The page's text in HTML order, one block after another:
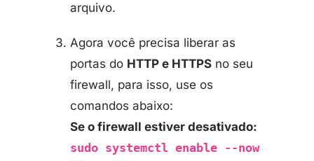
arquivo.
Agora você precisa liberar as
portas do HTTP e HTTPS no seu
firewall, para isso, use os
comandos abaixo:
Se o firewall estiver desativado:
sudo systemctl enable --now